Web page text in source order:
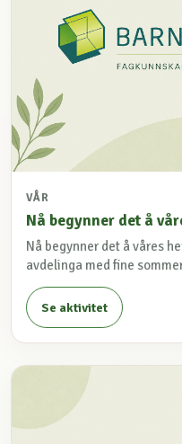
VÅR
Nå begynner det å
Nå begynner det å våres
avdelinga med fine
Se aktivitet